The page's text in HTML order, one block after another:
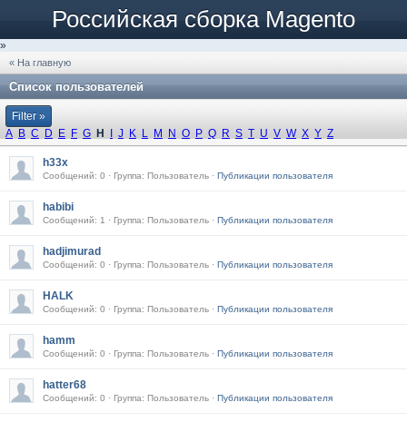
Российская сборка Magento
»
« На главную
Список пользователей
Filter »
A B C D E F G H J K L M N O P Q R S T U V W X Y Z
h33x
Сообщений: 0 · Группа: Пользователь · Публикации пользователя
habibi
Сообщений: 1 · Группа: Пользователь · Публикации пользователя
hadjimurad
Сообщений: 0 · Группа: Пользователь · Публикации пользователя
HALK
Сообщений: 0 · Группа: Пользователь · Публикации пользователя
hamm
Сообщений: 0 · Группа: Пользователь · Публикации пользователя
hatter68
Сообщений: 0 · Группа: Пользователь · Публикации пользователя